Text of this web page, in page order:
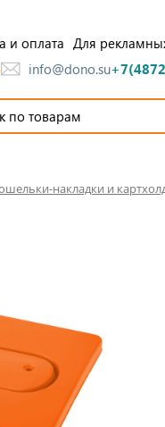
и оплата Для
info@dono.su
накладки и